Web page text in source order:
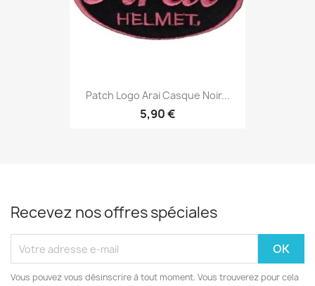
Patch Logo Arai Casque Noir...
5,90 €
Recevez nos offres spéciales
Vous pouvez vous désinscrire à tout moment. Vous trouverez pour cela